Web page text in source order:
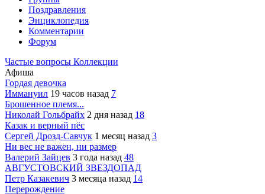
Поздравления
Энциклопедия
Комментарии
Форум
Частые вопросы Коллекции
Афиша
Гордая девочка
Иммануил 19 часов назад 7
Брошенное племя...
Николай Гольбрайх 2 дня назад 18
Казак и верный пёс
Сергей Дрозд-Савчук 1 месяц назад 3
Ни вес не важен, ни размер
Валерий Зайцев 3 года назад 48
АВГУСТОВСКИЙ ЗВЕЗДОПАД
Петр Казакевич 3 месяца назад 14
Перерождение